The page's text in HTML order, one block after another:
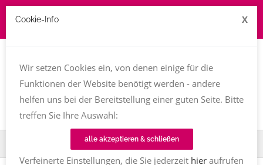
Home Impressum
Cookie-Info X
Wir setzen Cookies ein, von denen einige für die
Funktionen der Website benötigt werden - andere
helfen uns bei der Bereitstellung einer guten Seite. Bitte
treffen Sie Ihre Auswahl:
alle akzeptieren & schließen
Verfeinerte Einstellungen, die Sie jederzeit hieraufrufen